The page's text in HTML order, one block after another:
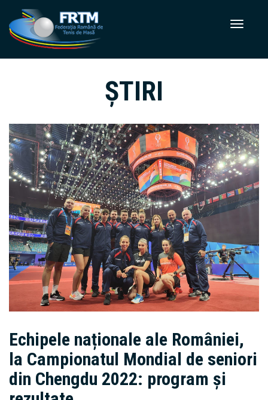
ȘTIRI
Echipele naționale ale României,
la Campionatul Mondial de seniori
din Chengdu 2022: program și